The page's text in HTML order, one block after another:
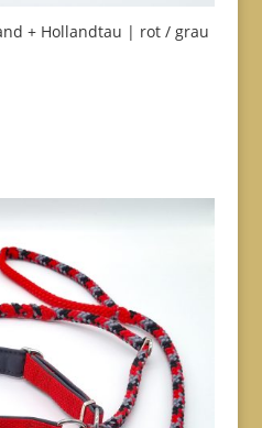
+ Hollandtau | rot / grau